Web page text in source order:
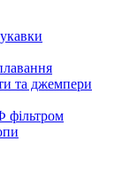
та джемпери
фільтром